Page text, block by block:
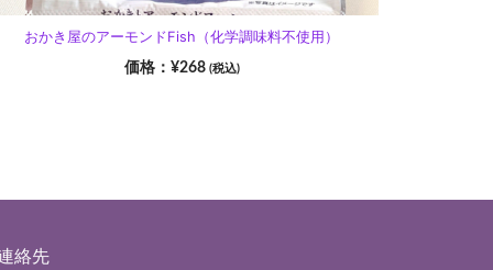
おかき屋のアーモンドFish（化学調味料不使用）
¥268 (税込)
絡先